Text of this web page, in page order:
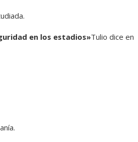
en los estadios»Tulio dice en